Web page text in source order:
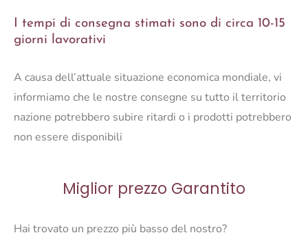
quantità
I tempi di consegna stimati sono di circa 10-15
giorni lavorativi
A causa dell’attuale situazione economica mondiale, vi
informiamo che le nostre consegne su tutto il territorio
nazione potrebbero subire ritardi o i prodotti potrebbero
non essere disponibili
Miglior prezzo Garantito
Hai trovato un prezzo più basso del nostro?